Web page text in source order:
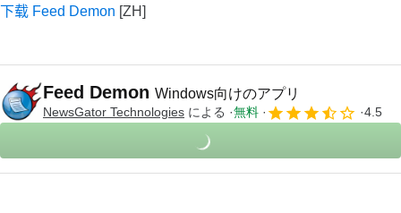
下载 Feed Demon
Feed Demon Windows向けのアプリ
NewsGator Technologies による 無料 4.5